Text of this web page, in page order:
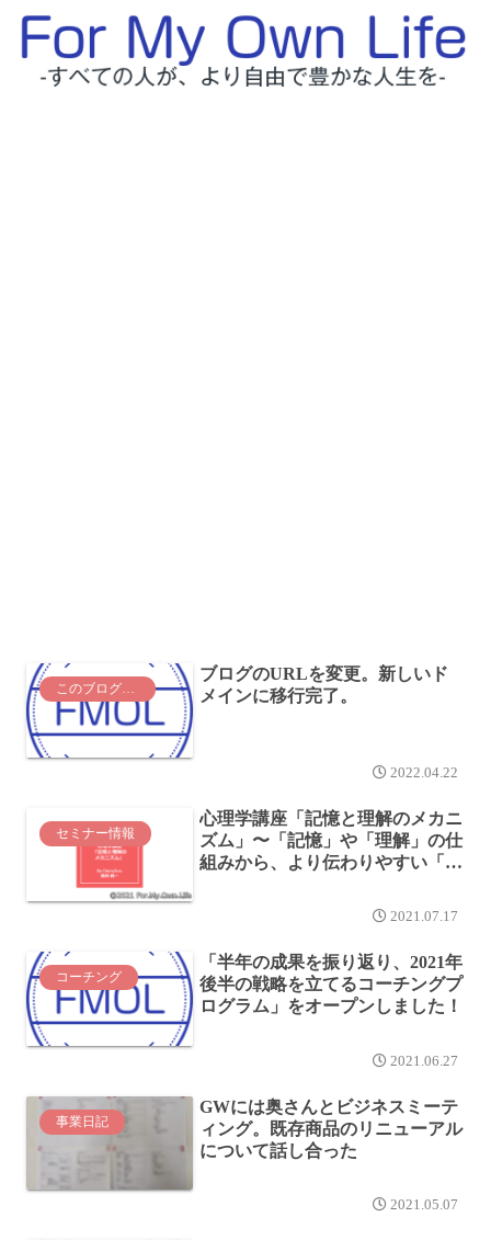
このブログについて
ブログのURLを変更。新しいド
メインに移行完了。
2022.04.22
セミナー情報
心理学講座「記憶と理解のメカニ
ズム」〜「記憶」や「理解」の仕
組みから、より伝わりやすい「話
2021.07.17
コーチング
「半年の成果を振り返り、2021年
後半の戦略を立てるコーチングプ
ログラム」をオープンしました！
2021.06.27
事業日記
GWには奥さんとビジネスミーテ
ィング。既存商品のリニューアル
について話し合った
2021.05.07